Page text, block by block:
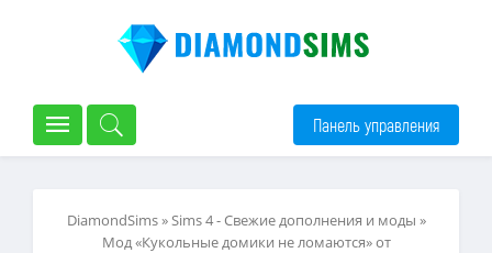
Панель управления
DiamondSims»Sims 4 - Свежие дополнения и моды »
Мод «Кукольные домики не ломаются» от